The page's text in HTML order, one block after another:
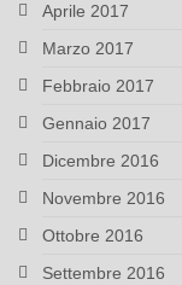
Aprile 2017
Marzo 2017
Febbraio 2017
Gennaio 2017
Dicembre 2016
Novembre 2016
Ottobre 2016
Settembre 2016